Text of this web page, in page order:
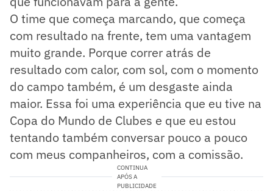
O time que começa marcando, que começa
com resultado na frente, tem uma vantagem
muito grande. Porque correr atrás de
resultado com calor, com sol, com o momento
do campo também, é um desgaste ainda
maior. Essa foi uma experiência que eu tive na
Copa do Mundo de Clubes e que eu estou
tentando também conversar pouco a pouco
com meus companheiros, com a comissão.
CONTINUA
APÓS A
PUBLICIDADE